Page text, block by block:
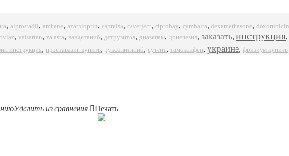
, alprostadil, ambene, azathioprin, caprelsa, caverject, ciprobay, cymbalta, dexamethasone, doxorubicin
, valsartan, zalasta, вандетаниб, детрузитол, диазепам, донепезил, заказать, инструкция,
инструкция, проставазин купить, руксолитиниб, сутент, тамоксифен, украине, фризиум купить
Удалить из сравнения Печать